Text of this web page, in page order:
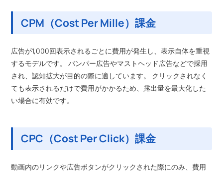
CPM（Cost Per Mille）課金
広告が1,000回表示されるごとに費用が発生し、表示自体を重視
するモデルです。 バンパー広告やマストヘッド広告などで採用
され、認知拡大が目的の際に適しています。 クリックされなく
ても表示されるだけで費用がかかるため、露出量を最大化した
い場合に有効です。
CPC（Cost Per Click）課金
動画内のリンクや広告ボタンがクリックされた際にのみ、費用